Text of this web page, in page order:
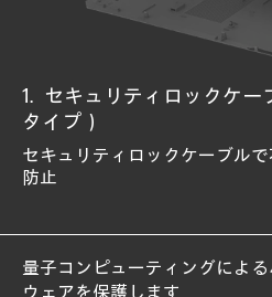
セキュリティロックケー
タイプ）
セキュリティロックケーブル
防止
HP Tamper Lock
ハードウェアの変更および埋め
プライバシーシャッター
スライド式のカバーをWebカ
を保護
顔認証カメラ
Windows Hello対応で立体検知
指紋認証センサー
Windows Hello対応で瞬時にサ
HP Sure Recover Gen6
ネットワーク経由で自動的に
旧
HP Sure Run Gen5
ウイルス対策などの主要なプ
を監視
HP Sure Admin
侵入される前にBIOSをロック
HP Sure Start Gen7
BIOS攻撃からの自己復旧およ
※NIST SP800-193準拠
HP BIOSphere Gen6
GPTの不正な変更や破損からの
完全消去
※NIST SP 800-147（ISO 19678）
HP Secure Erase
HDDからデータを完全消去、
防止
※NIST SP 800-88準拠
TPM 2.0セキュリティチ
暗号キーの生成、安全な保管
クロチップ
※ISO 11889 準拠
HP Endpoint Security
BIOSレベルの攻撃から守りレ
プ
量子コンピューティングによ